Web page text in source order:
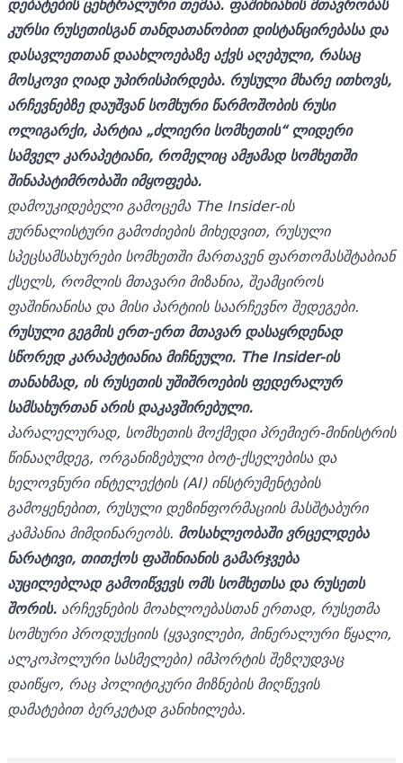
კურსი რუსეთისგან თანდათანობით დისტანცირებასა და
დასავლეთთან დაახლოებაზე აქვს აღებული, რასაც
მოსკოვი ღიად უპირისპირდება. რუსული მხარე ითხოვს,
არჩევნებზე დაუშვან სომხური წარმოშობის რუსი
ოლიგარქი, პარტია „ძლიერი სომხეთის“ ლიდერი
სამველ კარაპეტიანი, რომელიც ამჟამად სომხეთში
შინაპატიმრობაში იმყოფება.
დამოუკიდებელი გამოცემა The Insider-ის
ჟურნალისტური გამოძიების მიხედვით, რუსული
სპეცსამსახურები სომხეთში მართავენ ფართომასშტაბიან
ქსელს, რომლის მთავარი მიზანია, შეამციროს
ფაშინიანისა და მისი პარტიის საარჩევნო შედეგები.
რუსული გეგმის ერთ-ერთ მთავარ დასაყრდენად
სწორედ კარაპეტიანია მიჩნეული. The Insider-ის
თანახმად, ის რუსეთის უშიშროების ფედერალურ
სამსახურთან არის დაკავშირებული.
პარალელურად, სომხეთის მოქმედი პრემიერ-მინისტრის
წინააღმდეგ, ორგანიზებული ბოტ-ქსელებისა და
ხელოვნური ინტელექტის (AI) ინსტრუმენტების
გამოყენებით, რუსული დეზინფორმაციის მასშტაბური
კამპანია მიმდინარეობს. მოსახლეობაში ვრცელდება
ნარატივი, თითქოს ფაშინიანის გამარჯვება
აუცილებლად გამოიწვევს ომს სომხეთსა და რუსეთს
შორის. არჩევნების მოახლოებასთან ერთად, რუსეთმა
სომხური პროდუქციის (ყვავილები, მინერალური წყალი,
ალკოჰოლური სასმელები) იმპორტის შეზღუდვაც
დაიწყო, რაც პოლიტიკური მიზნების მიღწევის
დამატებით ბერკეტად განიხილება.